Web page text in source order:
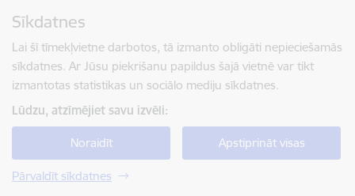
Sīkdatnes
Lai šī tīmekļvietne darbotos, tā izmanto obligāti nepieciešamās
sīkdatnes. Ar Jūsu piekrišanu papildus šajā vietnē var tikt
izmantotas statistikas un sociālo mediju sīkdatnes.
Lūdzu, atzīmējiet savu izvēli:
Noraidīt Apstiprināt visas
Pārvaldīt sīkdatnes